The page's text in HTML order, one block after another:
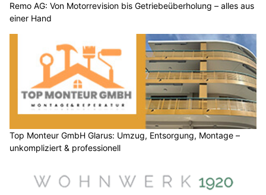
Remo AG: Von Motorrevision bis Getriebeüberholung – alles aus
einer Hand
Top Monteur GmbH Glarus: Umzug, Entsorgung, Montage –
unkompliziert & professionell